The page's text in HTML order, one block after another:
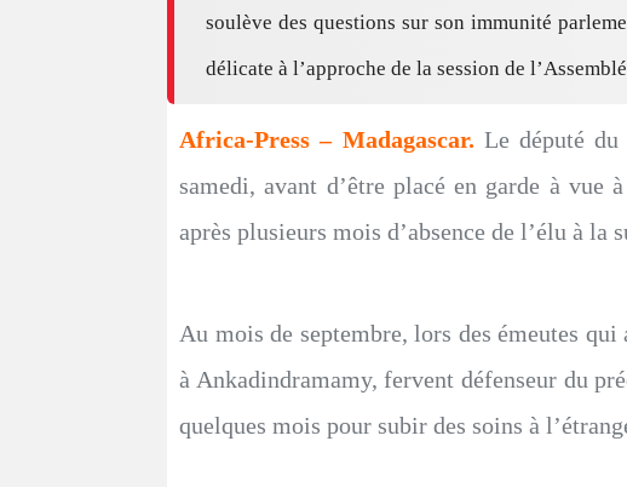
soulève des questions sur son immunité
délicate à l’approche de la session de
Africa-Press – Madagascar. Le député
samedi, avant d’être placé en garde à
après plusieurs mois d’absence de l’élu à la
Au mois de septembre, lors des émeutes
à Ankadindramamy, fervent défenseur du
quelques mois pour subir des soins à